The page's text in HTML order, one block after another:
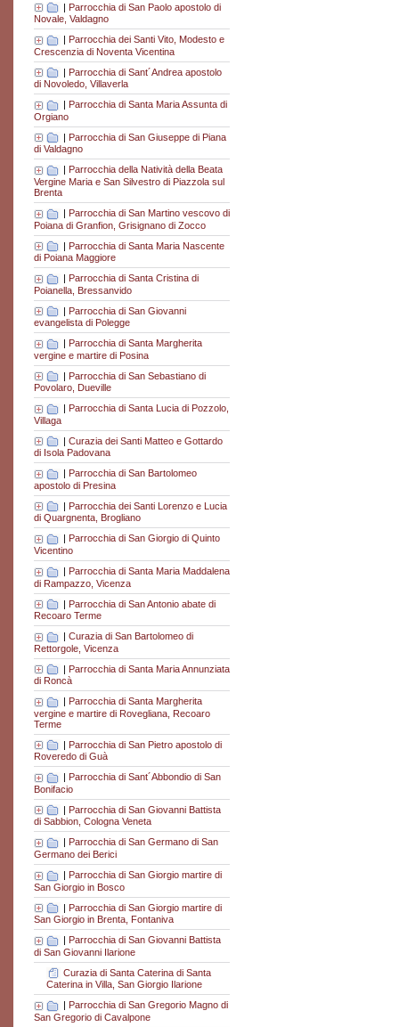
| Parrocchia di San Paolo apostolo di
Novale, Valdagno
Parrocchia dei Santi Vito, Modesto e
Crescenzia di Noventa Vicentina
| Parrocchia di Sant´Andrea apostolo
di Novoledo, Villaverla
Parrocchia di Santa Maria Assunta di
Orgiano
| Parrocchia di San Giuseppe di Piana
di Valdagno
Parrocchia della Natività della Beata
Vergine Maria e San Silvestro di Piazzola sul
Brenta
| Parrocchia di San Martino vescovo di
Poiana di Granfion, Grisignano di Zocco
| Parrocchia di Santa Maria Nascente
di Poiana Maggiore
| Parrocchia di Santa Cristina di
Poianella, Bressanvido
| Parrocchia di San Giovanni
evangelista di Polegge
Parrocchia di Santa Margherita
vergine e martire di Posina
| Parrocchia di San Sebastiano di
Povolaro, Dueville
Parrocchia di Santa Lucia di Pozzolo,
Villaga
| Curazia dei Santi Matteo e Gottardo
di Isola Padovana
Parrocchia di San Bartolomeo
apostolo di Presina
| Parrocchia dei Santi Lorenzo e Lucia
di Quargnenta, Brogliano
Parrocchia di San Giorgio di Quinto
Vicentino
| Parrocchia di Santa Maria Maddalena
di Rampazzo, Vicenza
| Parrocchia di San Antonio abate di
Recoaro Terme
| Curazia di San Bartolomeo di
Rettorgole, Vicenza
| Parrocchia di Santa Maria Annunziata
di Roncà
Parrocchia di Santa Margherita
vergine e martire di Rovegliana, Recoaro
Terme
| Parrocchia di San Pietro apostolo di
Roveredo di Guà
Parrocchia di Sant´Abbondio di San
Bonifacio
| Parrocchia di San Giovanni Battista
di Sabbion, Cologna Veneta
Parrocchia di San Germano di San
Germano dei Berici
| Parrocchia di San Giorgio martire di
San Giorgio in Bosco
| Parrocchia di San Giorgio martire di
San Giorgio in Brenta, Fontaniva
| Parrocchia di San Giovanni Battista
di San Giovanni Ilarione
Curazia di Santa Caterina di Santa
Caterina in Villa, San Giorgio Ilarione
| Parrocchia di San Gregorio Magno di
San Gregorio di Cavalpone